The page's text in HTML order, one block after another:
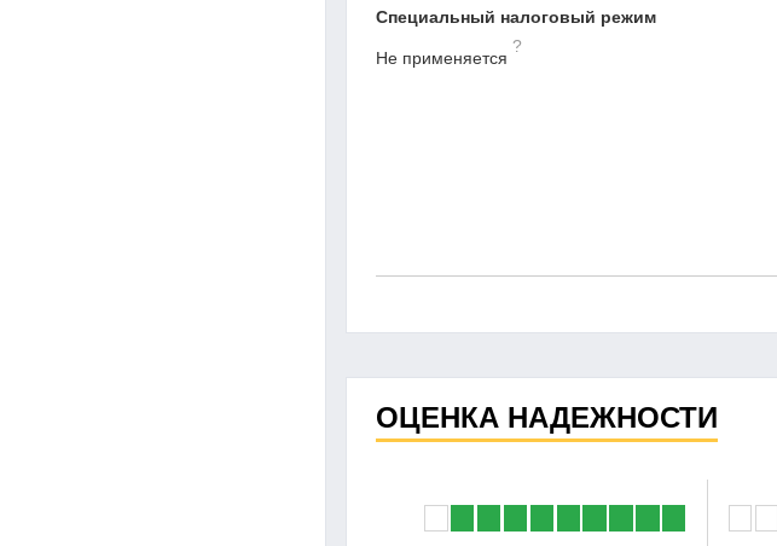
Специальный налоговый режим
Не применяется
?
ОЦЕНКА НАДЕЖНОСТИ